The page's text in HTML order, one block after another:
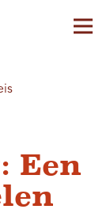
Een